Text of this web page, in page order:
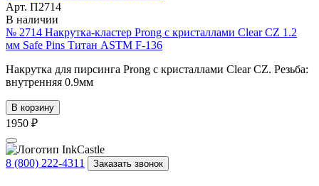
Арт. П2714
В наличии
№ 2714 Накрутка-кластер Prong с кристаллами Clear CZ 1.2
мм Safe Pins Титан ASTM F-136
Накрутка для пирсинга Prong с кристаллами Clear CZ. Резьба:
внутренняя 0.9мм
В корзину
1950 ₽
8 (800) 222-4311 Заказать звонок